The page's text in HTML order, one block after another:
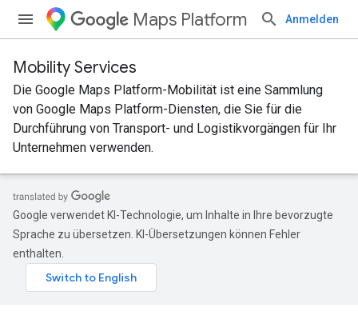
Maps Platform Anmelden
Mobility Services
Die Google Maps Platform-Mobilität ist eine Sammlung
von Google Maps Platform-Diensten, die Sie für die
Durchführung von Transport- und Logistikvorgängen für Ihr
Unternehmen verwenden.
Google verwendet KI-Technologie, um Inhalte in Ihre bevorzugte
Sprache zu übersetzen. KI-Übersetzungen können Fehler
enthalten.